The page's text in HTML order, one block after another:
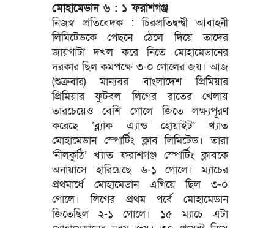
মোহামেডান ৬ : ১ ফরাশগঞ্জ
নিজস্ব প্রতিবেদক : চিরপ্রতিদ্বন্দ্বী আবাহনী
লিমিটেডকে পেছনে ঠেলে দিয়ে তাদের
জায়গাটা দখল করে নিতে মোহামেডানের
দরকার ছিল কমপক্ষে ৩-০ গোলের জয়। আজ
(শুক্রবার) মান্যবর বাংলাদেশ প্রিমিয়ার
প্রিমিয়ার ফুটবল লিগের রাতের খেলায়
তারচেয়েও বেশি গোলে জিতে লক্ষ্যপূরণ
করেছে ‘ব্ল্যাক এ্যান্ড হোয়াইট’ খ্যাত
মোহামেডান স্পোর্টিং ক্লাব লিমিটেড। তারা
‘নীলকুঠি’ খ্যাত ফরাশগঞ্জ স্পোর্টিং ক্লাবকে
অনায়াসে হারিয়েছে ৬-১ গোলে। ম্যাচের
প্রথমার্ধে মোহামেডান এগিয়ে ছিল ৩-০
গোলে। লিগের প্রথম পর্বে মোহামেডান
জিতেছিল ২-১ গোলে। ১৫ ম্যাচে এটা